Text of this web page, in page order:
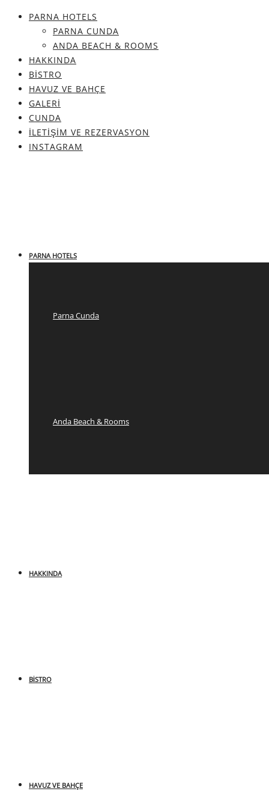
PARNA HOTELS
PARNA CUNDA
ANDA BEACH & ROOMS
HAKKINDA
BISTRO
HAVUZ VE BAHÇE
GALERI
CUNDA
İLETIŞIM VE REZERVASYON
INSTAGRAM
PARNA HOTELS
Parna Cunda
Anda Beach & Rooms
HAKKINDA
BISTRO
HAVUZ VE BAHÇE